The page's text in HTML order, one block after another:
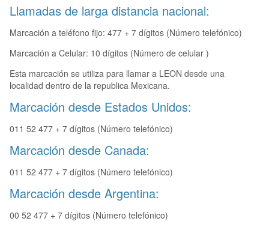
Llamadas de larga distancia nacional:
Marcación a teléfono fijo: 477 + 7 dígitos (Número telefónico)
Marcación a Celular: 10 dígitos (Número de celular )
Esta marcación se utiliza para llamar a LEON desde una
localidad dentro de la republica Mexicana.
Marcación desde Estados Unidos:
011 52 477 + 7 dígitos (Número telefónico)
Marcación desde Canada:
011 52 477 + 7 dígitos (Número telefónico)
Marcación desde Argentina:
00 52 477 + 7 dígitos (Número telefónico)